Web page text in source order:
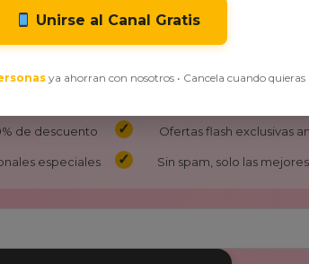
Pierdas Nuestras Ofertas!
ofertas y descuentos exclusivos
de descuento Ofertas flash exclusivas
especiales Sin spam, solo las
Unirse al Canal Gratis
ya ahorran con nosotros • Cancela cuando quieras